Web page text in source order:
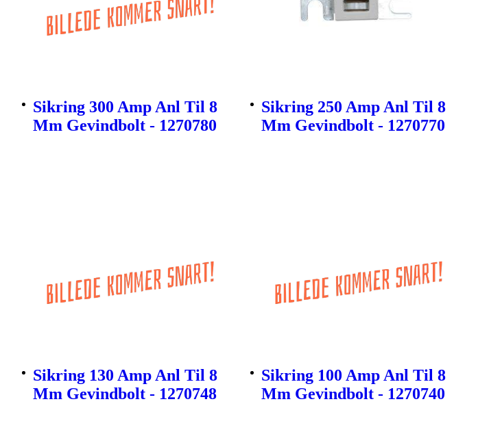
Sikring 300 Amp Anl Til 8
Mm Gevindbolt - 1270780
Sikring 250 Amp Anl Til 8
Mm Gevindbolt - 1270770
Sikring 130 Amp Anl Til 8
Mm Gevindbolt - 1270748
Sikring 100 Amp Anl Til 8
Mm Gevindbolt - 1270740